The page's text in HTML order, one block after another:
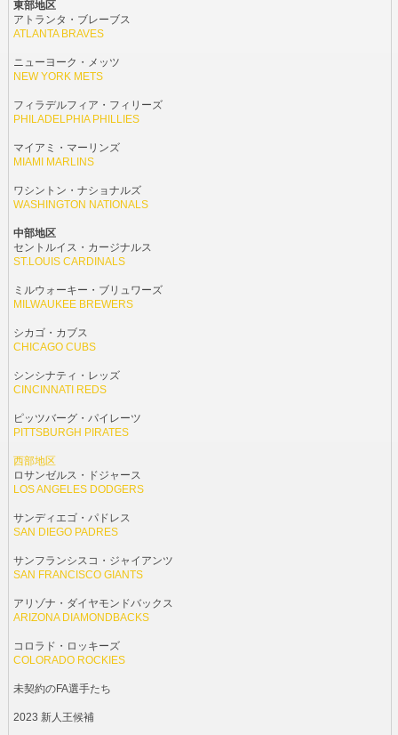
東部地区
アトランタ・ブレーブス
ATLANTA BRAVES
ニューヨーク・メッツ
NEW YORK METS
フィラデルフィア・フィリーズ
PHILADELPHIA PHILLIES
マイアミ・マーリンズ
MIAMI MARLINS
ワシントン・ナショナルズ
WASHINGTON NATIONALS
中部地区
セントルイス・カージナルス
ST.LOUIS CARDINALS
ミルウォーキー・ブリュワーズ
MILWAUKEE BREWERS
シカゴ・カブス
CHICAGO CUBS
シンシナティ・レッズ
CINCINNATI REDS
ピッツバーグ・パイレーツ
PITTSBURGH PIRATES
西部地区
ロサンゼルス・ドジャース
LOS ANGELES DODGERS
サンディエゴ・パドレス
SAN DIEGO PADRES
サンフランシスコ・ジャイアンツ
SAN FRANCISCO GIANTS
アリゾナ・ダイヤモンドバックス
ARIZONA DIAMONDBACKS
コロラド・ロッキーズ
COLORADO ROCKIES
未契約のFA選手たち
2023 新人王候補